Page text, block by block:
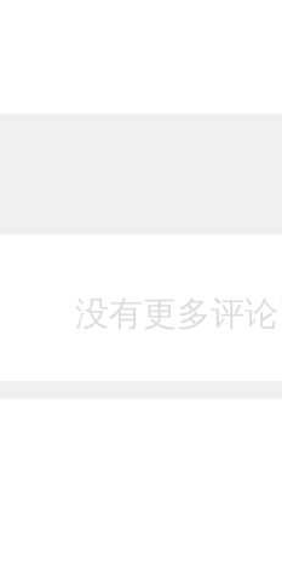
没有更多评